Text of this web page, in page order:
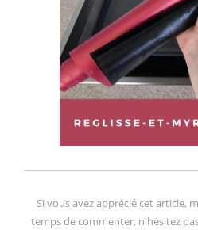
Si vous avez apprécié cet article,
temps de commenter, n'hésitez